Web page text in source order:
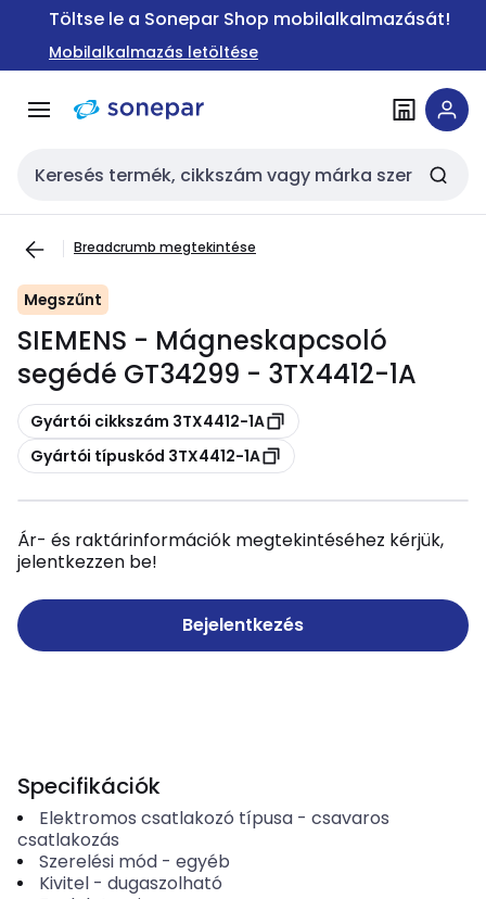
Ugrás a
Ugrás a
tartalomra
Töltse le a Sonepar Shop mobilalkalmazását!
Mobilalkalmazás letöltése
Keresési bemenet
Breadcrumb megtekintése
Megszűnt
SIEMENS - Mágneskapcsoló
segédé GT34299 - 3TX4412-1A
Másolás
Gyártói cikkszám 3TX4412-1A
Másolás
Gyártói típuskód 3TX4412-1A
Ár- és raktárinformációk megtekintéséhez kérjük,
jelentkezzen be!
Bejelentkezés
Specifikációk
Elektromos csatlakozó típusa- csavaros
csatlakozás
Szerelési mód- egyéb
Kivitel- dugaszolható